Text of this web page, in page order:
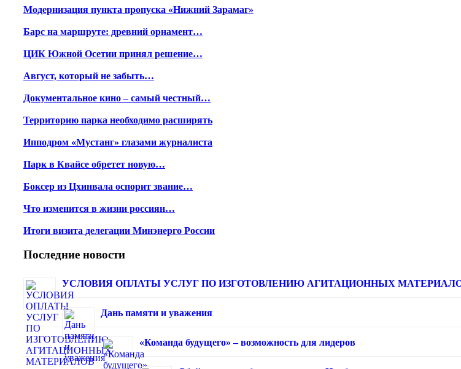
Модернизация пункта пропуска «Нижний Зарамаг»
Барс на маршруте: древний орнамент…
ЦИК Южной Осетии принял решение…
Август, который не забыть…
Документальное кино – самый честный…
Территорию парка необходимо расширять
Ипподром «Мустанг» глазами журналиста
Парк в Квайсе обретет новую…
Боксер из Цхинвала оспорит звание…
Что изменится в жизни россиян…
Итоги визита делегации Минэнерго России
Последние новости
УСЛОВИЯ ОПЛАТЫ УСЛУГ ПО ИЗГОТОВЛЕНИЮ АГИТАЦИОННЫХ МАТЕРИАЛОВ
Дань памяти и уважения
«Команда будущего» – возможность для лидеров